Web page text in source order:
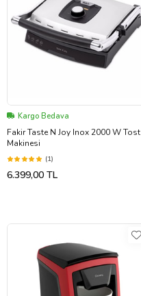
Kargo Bedava
Fakir Taste N Joy Inox 2000 W Tost
Makinesi
(1)
6.399,00 TL